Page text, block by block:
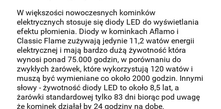
W większości nowoczesnych kominków
elektrycznych stosuje się diody LED do wyświetlania
efektu płomienia. Diody w kominkach Aflamo i
Classic Flame zużywają jedynie 11,2 watów energii
elektrycznej i mają bardzo dużą żywotność która
wynosi ponad 75.000 godzin, w porównaniu do
zwykłych żarówek, które wykorzystują 120 watów i
muszą być wymieniane co około 2000 godzin. Innymi
słowy - żywotność diody LED to około 8,5 lat, a
żarówki standardowej tylko 83 dni biorąc pod uwagę
że kominek działał by 24 godziny na dobę.